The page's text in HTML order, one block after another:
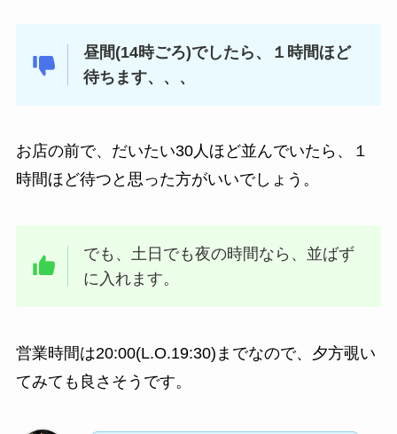
昼間(14時ごろ)でしたら、１時間ほど
待ちます、、、
お店の前で、だいたい30人ほど並んでいたら、１
時間ほど待つと思った方がいいでしょう。
でも、土日でも夜の時間なら、並ばず
に入れます。
営業時間は20:00(L.O.19:30)までなので、夕方覗い
てみても良さそうです。